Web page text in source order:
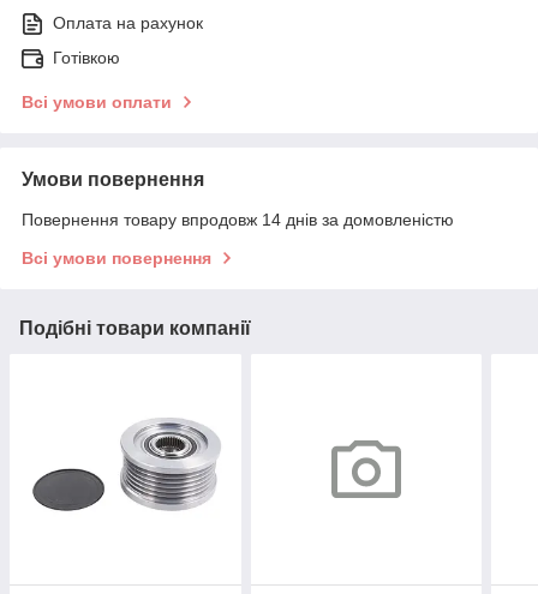
Оплата на рахунок
Готівкою
Всі умови оплати
Умови повернення
Повернення товару впродовж 14 днів за домовленістю
Всі умови повернення
Подібні товари компанії